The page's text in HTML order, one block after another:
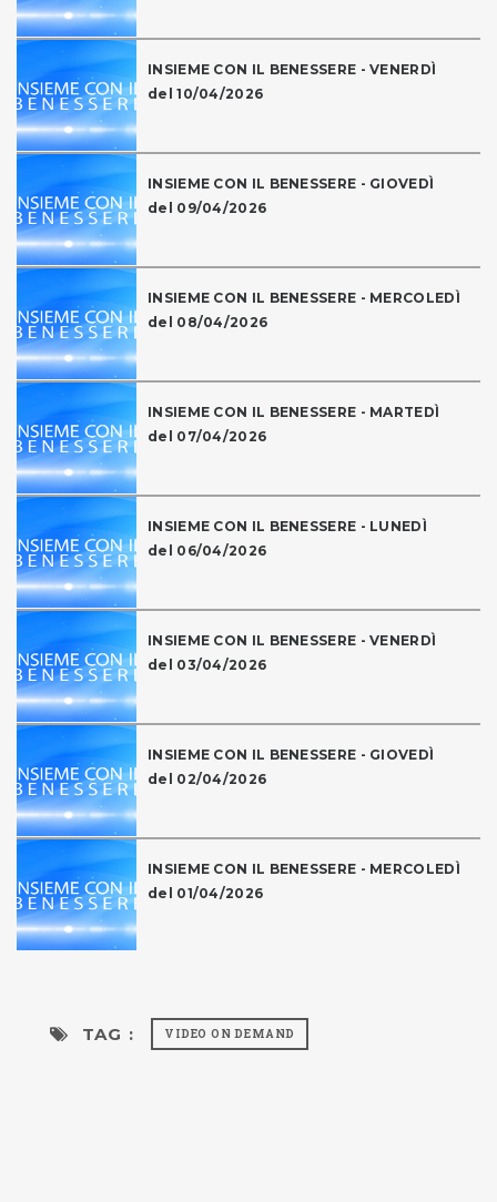
INSIEME CON IL BENESSERE - VENERDÌ
del 10/04/2026
INSIEME CON IL BENESSERE - GIOVEDÌ
del 09/04/2026
INSIEME CON IL BENESSERE - MERCOLEDÌ
del 08/04/2026
INSIEME CON IL BENESSERE - MARTEDÌ
del 07/04/2026
INSIEME CON IL BENESSERE - LUNEDÌ
del 06/04/2026
INSIEME CON IL BENESSERE - VENERDÌ
del 03/04/2026
INSIEME CON IL BENESSERE - GIOVEDÌ
del 02/04/2026
INSIEME CON IL BENESSERE - MERCOLEDÌ
del 01/04/2026
TAG : VIDEO ON DEMAND